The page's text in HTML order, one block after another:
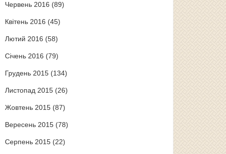
Червень 2016 (89)
Квітень 2016 (45)
Лютий 2016 (58)
Січень 2016 (79)
Грудень 2015(134)
Листопад 2015(26)
Жовтень 2015(87)
Вересень 2015(78)
Серпень 2015(22)